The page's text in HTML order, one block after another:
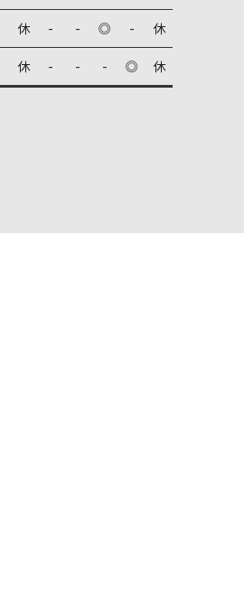
休 - - ◎ - 休
休 - - - ◎ 休